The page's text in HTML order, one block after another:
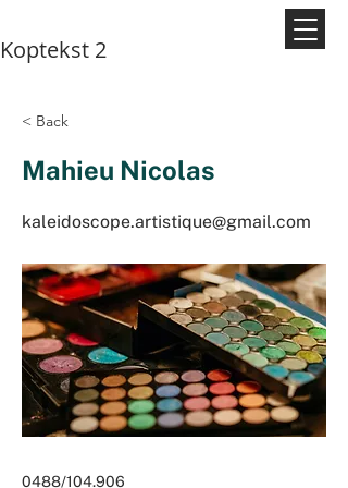
Koptekst 2
< Back
Mahieu Nicolas
kaleidoscope.artistique@gmail.com
0488/104.906